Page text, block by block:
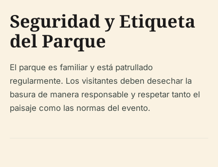
Seguridad y Etiqueta
del Parque
El parque es familiar y está patrullado
regularmente. Los visitantes deben desechar la
basura de manera responsable y respetar tanto el
paisaje como las normas del evento.